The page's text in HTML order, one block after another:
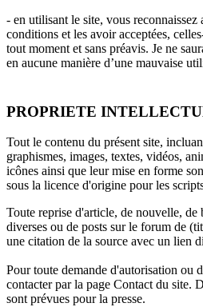
- en utilisant le site, vous reconnaissez
conditions et les avoir acceptées,
tout moment et sans préavis. Je ne
en aucune manière d’une mauvaise
PROPRIETE
Tout le contenu du présent site,
graphismes, images, textes, vidéos,
icônes ainsi que leur mise en forme
sous la licence d'origine pour les
Toute reprise d'article, de nouvelle, de
diverses ou de posts sur le forum de
une citation de la source avec un lien
Pour toute demande d'autorisation ou
contacter par la page Contact du site.
sont prévues pour la presse.